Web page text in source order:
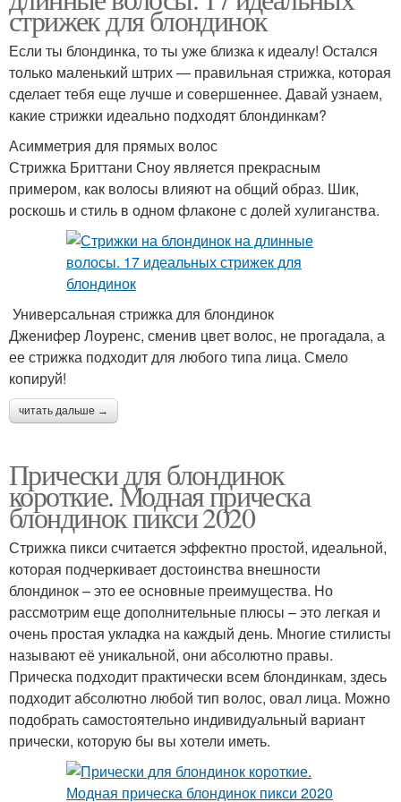
стрижек для блондинок
Если ты блондинка, то ты уже близка к идеалу! Остался
только маленький штрих — правильная стрижка, которая
сделает тебя еще лучше и совершеннее. Давай узнаем,
какие стрижки идеально подходят блондинкам?
Асимметрия для прямых волос
Стрижка Бриттани Сноу является прекрасным
примером, как волосы влияют на общий образ. Шик,
роскошь и стиль в одном флаконе с долей хулиганства.
Универсальная стрижка для блондинок
Дженифер Лоуренс, сменив цвет волос, не прогадала, а
ее стрижка подходит для любого типа лица. Смело
копируй!
читать дальше →
Прически для блондинок
короткие. Модная прическа
блондинок пикси 2020
Стрижка пикси считается эффектно простой, идеальной,
которая подчеркивает достоинства внешности
блондинок – это ее основные преимущества. Но
рассмотрим еще дополнительные плюсы – это легкая и
очень простая укладка на каждый день. Многие стилисты
называют её уникальной, они абсолютно правы.
Прическа подходит практически всем блондинкам, здесь
подходит абсолютно любой тип волос, овал лица. Можно
подобрать самостоятельно индивидуальный вариант
прически, которую бы вы хотели иметь.